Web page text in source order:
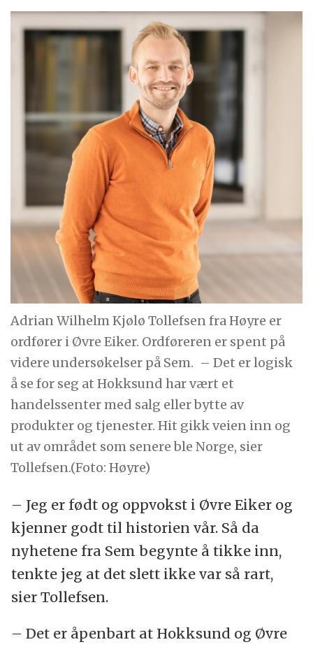
Adrian Wilhelm Kjølø Tollefsen fra Høyre er
ordfører i Øvre Eiker. Ordføreren er spent på
videre undersøkelser på Sem. – Det er logisk
å se for seg at Hokksund har vært et
handelssenter med salg eller bytte av
produkter og tjenester. Hit gikk veien inn og
ut av området som senere ble Norge, sier
Tollefsen.(Foto: Høyre)
– Jeg er født og oppvokst i Øvre Eiker og
kjenner godt til historien vår. Så da
nyhetene fra Sem begynte å tikke inn,
tenkte jeg at det slett ikke var så rart,
sier Tollefsen.
– Det er åpenbart at Hokksund og Øvre